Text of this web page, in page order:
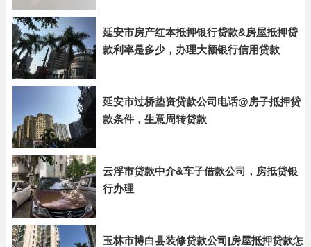
延安市房产红本抵押银行贷款&房屋抵押贷
款利率是多少，办理大额银行信用贷款
延安市过桥垫资贷款公司电话@房子抵押贷
款条件，生意周转贷款
云浮市贷款中介&车子借款公司，房抵贷银
行办理
玉林市博白县装修贷款公司|房屋抵押贷款怎